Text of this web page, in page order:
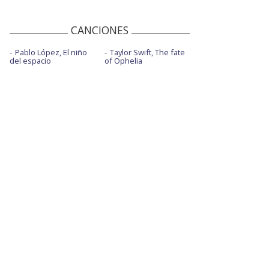
CANCIONES
Pablo López, El niño
del espacio
Taylor Swift, The fate
of Ophelia